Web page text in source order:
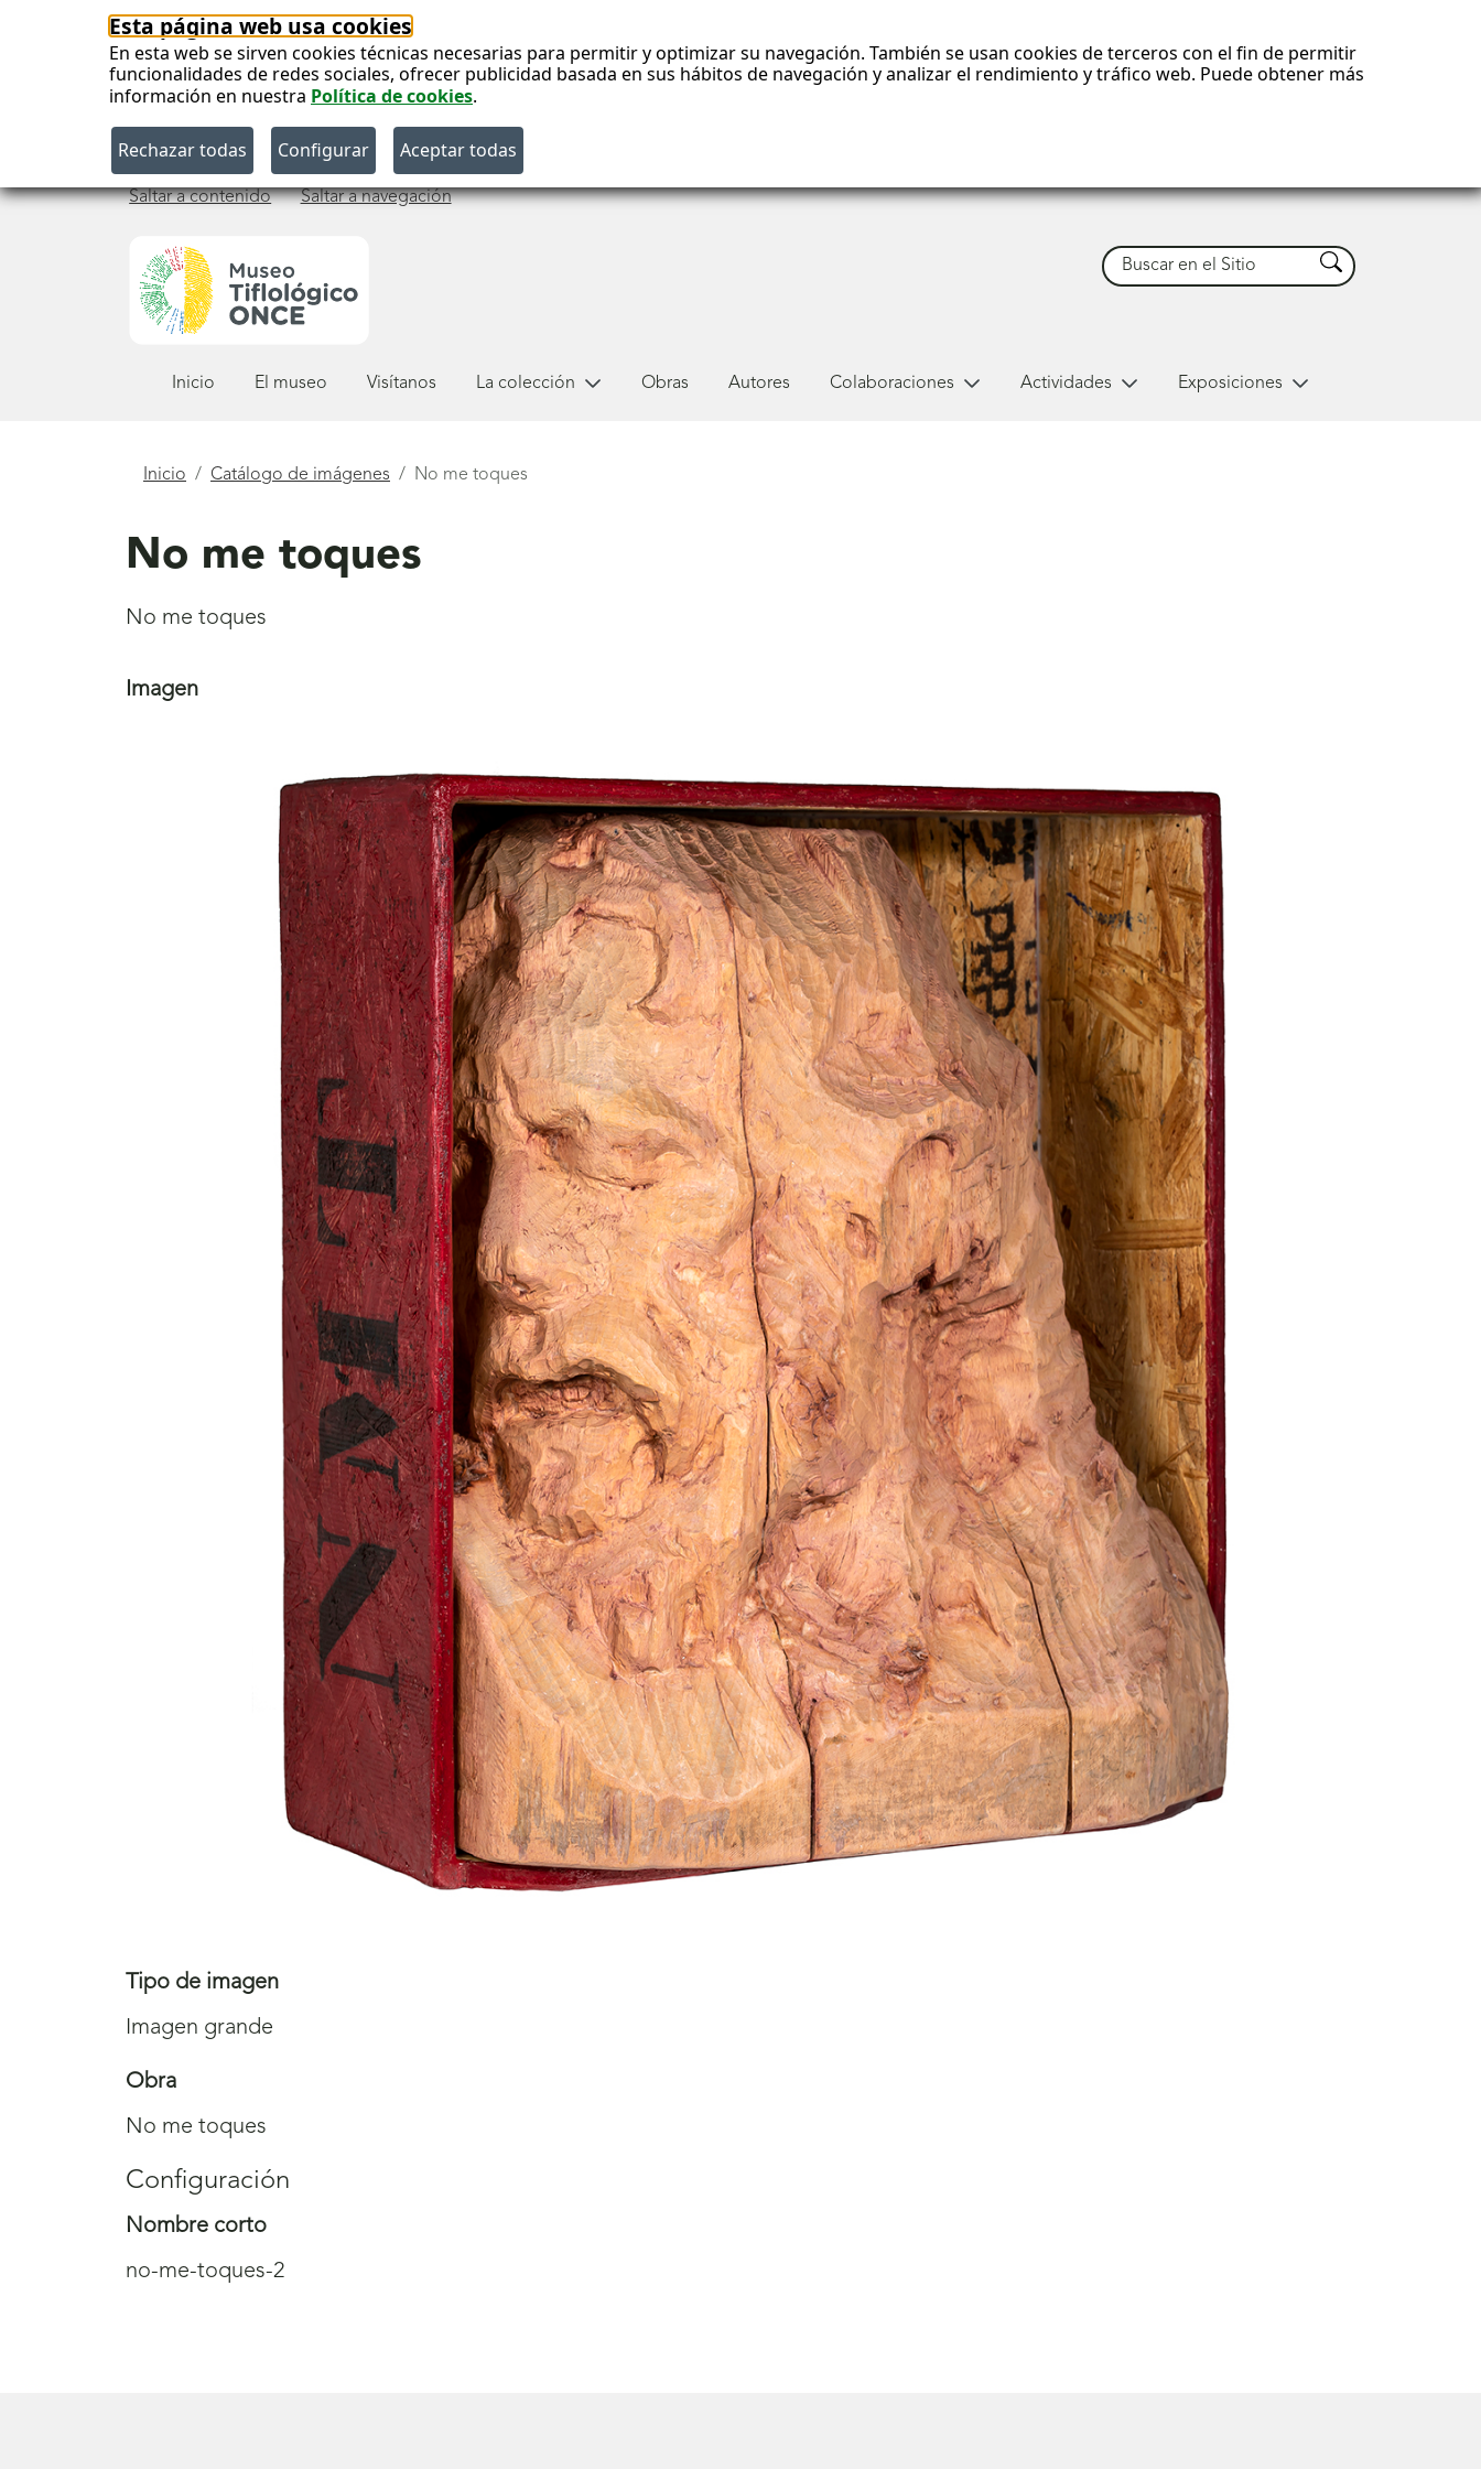
Esta página web usa cookies
En esta web se sirven cookies técnicas necesarias para permitir y optimizar su navegación. También se usan cookies de terceros con el fin de permitir
funcionalidades de redes sociales, ofrecer publicidad basada en sus hábitos de navegación y analizar el rendimiento y tráfico web. Puede obtener más
información en nuestra Política de cookies.
Saltar a contenido Saltar a navegación
Buscar Buscar
Inicio El museo Visítanos La colección Obras Autores Colaboraciones Actividades Exposiciones
Está
Inicio Catálogo de imágenes No me toques
No me toques
No me toques
Imagen
Tipo de imagen
Imagen grande
Obra
No me toques
Configuración
Nombre corto
no-me-toques-2